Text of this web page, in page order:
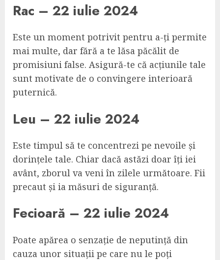
Rac – 22 iulie 2024
Este un moment potrivit pentru a-ți permite
mai multe, dar fără a te lăsa păcălit de
promisiuni false. Asigură-te că acțiunile tale
sunt motivate de o convingere interioară
puternică.
Leu – 22 iulie 2024
Este timpul să te concentrezi pe nevoile și
dorințele tale. Chiar dacă astăzi doar îți iei
avânt, zborul va veni în zilele următoare. Fii
precaut și ia măsuri de siguranță.
Fecioară – 22 iulie 2024
Poate apărea o senzație de neputință din
cauza unor situații pe care nu le poți